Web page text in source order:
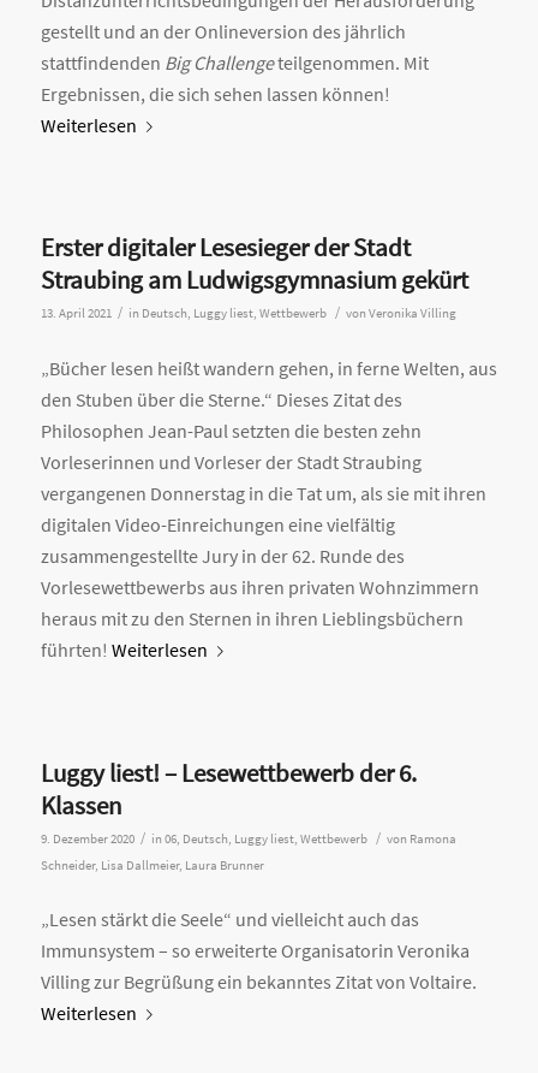
gestellt und an der Onlineversion des jährlich
stattfindenden Big Challengeteilgenommen. Mit
Ergebnissen, die sich sehen lassen können!
Weiterlesen
Erster digitaler Lesesieger der Stadt
Straubing am Ludwigsgymnasium gekürt
13. April 2021 / in Deutsch, Luggy liest, Wettbewerb / von Veronika Villing
„Bücher lesen heißt wandern gehen, in ferne Welten, aus
den Stuben über die Sterne.“ Dieses Zitat des
Philosophen Jean-Paul setzten die besten zehn
Vorleserinnen und Vorleser der Stadt Straubing
vergangenen Donnerstag in die Tat um, als sie mit ihren
digitalen Video-Einreichungen eine vielfältig
zusammengestellte Jury in der 62. Runde des
Vorlesewettbewerbs aus ihren privaten Wohnzimmern
heraus mit zu den Sternen in ihren Lieblingsbüchern
führten! Weiterlesen
Luggy liest! – Lesewettbewerb der 6.
Klassen
9. Dezember 2020 / in 06, Deutsch, Luggy liest, Wettbewerb / von Ramona
Schneider, Lisa Dallmeier, Laura Brunner
„Lesen stärkt die Seele“ und vielleicht auch das
Immunsystem – so erweiterte Organisatorin Veronika
Villing zur Begrüßung ein bekanntes Zitat von Voltaire.
Weiterlesen